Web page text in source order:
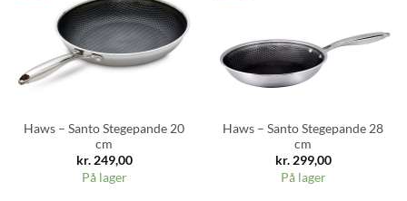
Haws – Santo Stegepande 20
cm
kr.249,00
På lager
Haws – Santo Stegepande 28
cm
kr.299,00
På lager